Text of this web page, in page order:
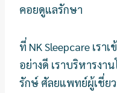
คอยดูแลรักษา
ที่ NK Sleepcare เรา
อย่างดี เราบริหารง
รักษ์ ศัลยแพทย์ผู้เชี่ย